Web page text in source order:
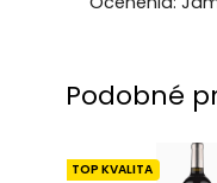
Podobné
TOP KVALITA